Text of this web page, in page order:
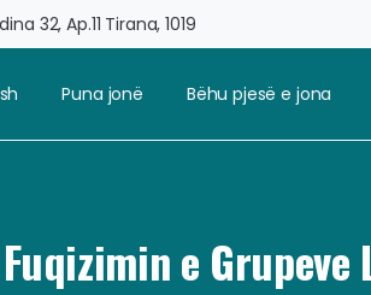
32, Ap.11 Tirana, 1019
Puna jonë Bëhu pjesë e jona
e